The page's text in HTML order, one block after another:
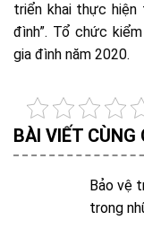
triển khai thực
đình”. Tổ chức
gia đình năm 2020.
BÀI VIẾT CÙNG
Bảo vệ
trong